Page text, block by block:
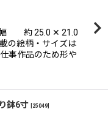
約 25.0 ✕ 21.0
の絵柄・サイズは
事作品のため形や
鉢6寸 25049